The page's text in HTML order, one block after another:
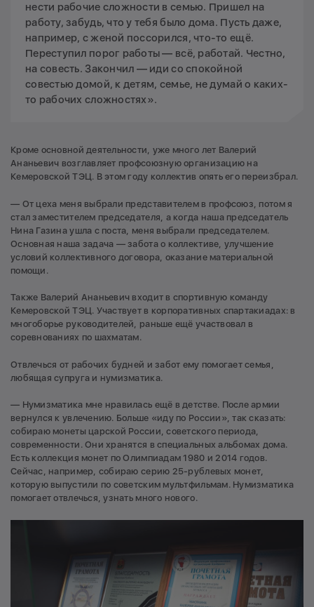
нести рабочие сложности в семью. Пришел на
работу, забудь, что у тебя было дома. Пусть даже,
например, с женой поссорился, что-то ещё.
Переступил порог работы — всё, работай. Честно,
на совесть. Закончил — иди со спокойной
совестью домой, к детям, семье, не думай о каких-
то рабочих сложностях».
Кроме основной деятельности, уже много лет Валерий
Ананьевич возглавляет профсоюзную организацию на
Кемеровской ТЭЦ. В этом году коллектив опять его переизбрал.
— От цеха меня выбрали представителем в профсоюз, потом я
стал заместителем председателя, а когда наша председатель
Нина Газина ушла с поста, меня выбрали председателем.
Основная наша задача — забота о коллективе, улучшение
условий коллективного договора, оказание материальной
помощи.
Также Валерий Ананьевич входит в спортивную команду
Кемеровской ТЭЦ. Участвует в корпоративных спартакиадах: в
многоборье руководителей, раньше ещё участвовал в
соревнованиях по шахматам.
Отвлечься от рабочих будней и забот ему помогает семья,
любящая супруга и нумизматика.
— Нумизматика мне нравилась ещё в детстве. После армии
вернулся к увлечению. Больше «иду по России», так сказать:
собираю монеты царской России, советского периода,
современности. Они хранятся в специальных альбомах дома.
Есть коллекция монет по Олимпиадам 1980 и 2014 годов.
Сейчас, например, собираю серию 25-рублевых монет,
которую выпустили по советским мультфильмам. Нумизматика
помогает отвлечься, узнать много нового.